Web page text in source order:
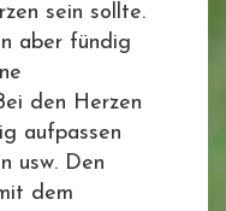
sein sollte.
aber fündig
den Herzen
aufpassen
usw. Den
dem